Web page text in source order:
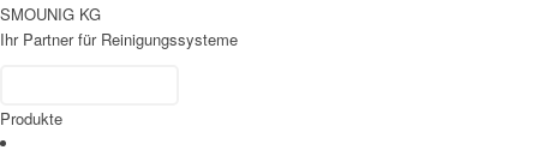
SMOUNIG KG
Ihr Partner für Reinigungssysteme
Produkte